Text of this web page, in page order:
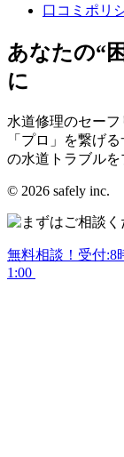
口コミポリ
あなたの“
に
水道修理のセー
「プロ」を繋げ
の水道トラブルを
© 2026 safely inc.
無料相談！受付:8
1:00